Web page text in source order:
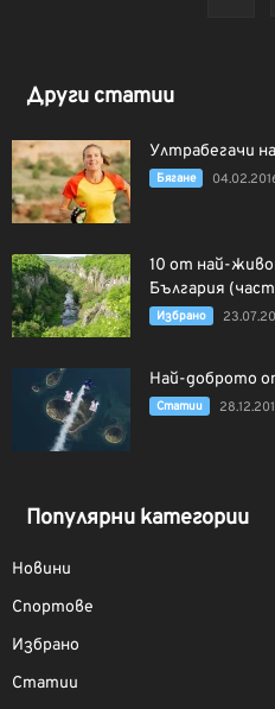
Други статии
Ултрабегачи
Бягане
10 от най-
България
Избрано
Най-доброто
Статии
Популярни категории
Новини
Спортове
Избрано
Статии